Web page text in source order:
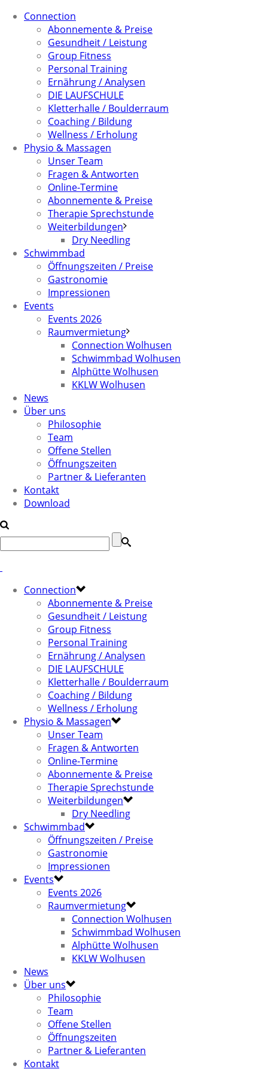
Connection
Abonnemente & Preise
Gesundheit / Leistung
Group Fitness
Personal Training
Ernährung / Analysen
DIE LAUFSCHULE
Kletterhalle / Boulderraum
Coaching / Bildung
Wellness / Erholung
Physio & Massagen
Unser Team
Fragen & Antworten
Online-Termine
Abonnemente & Preise
Therapie Sprechstunde
Weiterbildungen
Dry Needling
Schwimmbad
Öffnungszeiten / Preise
Gastronomie
Impressionen
Events
Events 2026
Raumvermietung
Connection Wolhusen
Schwimmbad Wolhusen
Alphütte Wolhusen
KKLW Wolhusen
News
Über uns
Philosophie
Team
Offene Stellen
Öffnungszeiten
Partner & Lieferanten
Kontakt
Download
Connection
Abonnemente & Preise
Gesundheit / Leistung
Group Fitness
Personal Training
Ernährung / Analysen
DIE LAUFSCHULE
Kletterhalle / Boulderraum
Coaching / Bildung
Wellness / Erholung
Physio & Massagen
Unser Team
Fragen & Antworten
Online-Termine
Abonnemente & Preise
Therapie Sprechstunde
Weiterbildungen
Dry Needling
Schwimmbad
Öffnungszeiten / Preise
Gastronomie
Impressionen
Events
Events 2026
Raumvermietung
Connection Wolhusen
Schwimmbad Wolhusen
Alphütte Wolhusen
KKLW Wolhusen
News
Über uns
Philosophie
Team
Offene Stellen
Öffnungszeiten
Partner & Lieferanten
Kontakt